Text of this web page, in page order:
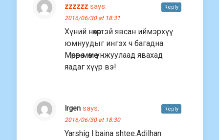
zzzzzz says:
2016/06/30 at 18:31
Хүний нөхөртэй явсан иймэрхүү
юмнуудыг ингэх ч багадна.
Мөрөөрөө мөөмөө унжуулаад явахад
яадаг хүүр вэ!
Reply
Irgen says:
2016/06/30 at 18:30
Yarshig l baina shtee.Adilhan
Reply